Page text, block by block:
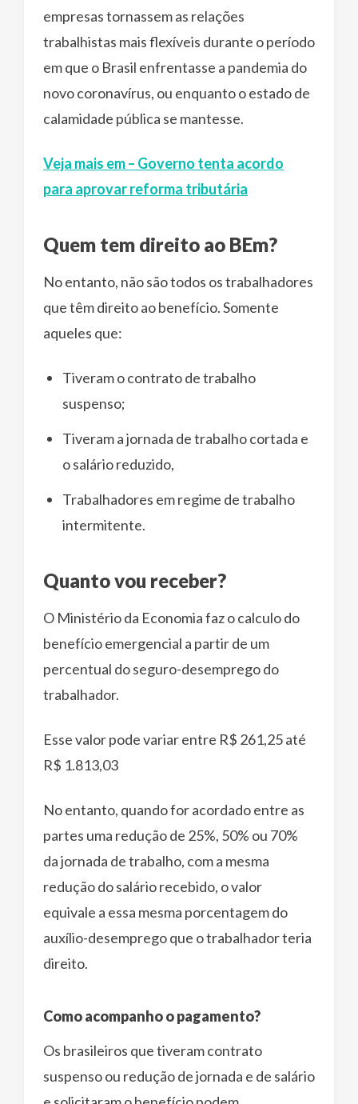
empresas tornassem as relações
trabalhistas mais flexíveis durante o período
em que o Brasil enfrentasse a pandemia do
novo coronavírus, ou enquanto o estado de
calamidade pública se mantesse.
Veja mais em – Governo tenta acordo
para aprovar reforma tributária
Quem tem direito ao BEm?
No entanto, não são todos os trabalhadores
que têm direito ao benefício. Somente
aqueles que:
Tiveram o contrato de trabalho
suspenso;
Tiveram a jornada de trabalho cortada e
o salário reduzido,
Trabalhadores em regime de trabalho
intermitente.
Quanto vou receber?
O Ministério da Economia faz o calculo do
benefício emergencial a partir de um
percentual do seguro-desemprego do
trabalhador.
Esse valor pode variar entre R$ 261,25 até
R$ 1.813,03
No entanto, quando for acordado entre as
partes uma redução de 25%, 50% ou 70%
da jornada de trabalho, com a mesma
redução do salário recebido, o valor
equivale a essa mesma porcentagem do
auxílio-desemprego que o trabalhador teria
direito.
Como acompanho o pagamento?
Os brasileiros que tiveram contrato
suspenso ou redução de jornada e de salário